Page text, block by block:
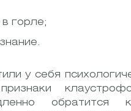
горле;
у себя
обратится